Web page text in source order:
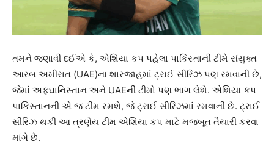
તમને જણાવી દઈએ કે, એશિયા કપ પહેલા પાકિસ્તાની ટીમે સંયુક્ત
આરબ અમીરાત (UAE)ના શારજાહમાં ટ્રાઈ સીરિઝ પણ રમવાની છે,
જેમાં અફઘાનિસ્તાન અને UAEની ટીમો પણ ભાગ લેશે. એશિયા કપ
પાકિસ્તાનની એ જ ટીમ રમશે, જે ટ્રાઈ સીરિઝમાં રમવાની છે. ટ્રાઈ
સીરિઝ થકી આ ત્રણેય ટીમ એશિયા કપ માટે મજબૂત તૈયારી કરવા
માંગે છે.